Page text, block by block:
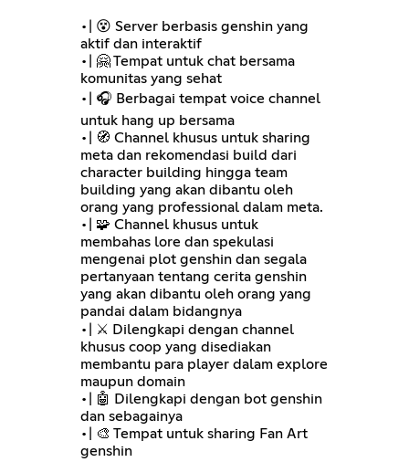
•| 😵 Server berbasis genshin yang
aktif dan interaktif
•| 🤗 Tempat untuk chat bersama
komunitas yang sehat
•| 🎧 Berbagai tempat voice channel
untuk hang up bersama
•| 🧭 Channel khusus untuk sharing
meta dan rekomendasi build dari
character building hingga team
building yang akan dibantu oleh
orang yang professional dalam meta.
•| 🧩 Channel khusus untuk
membahas lore dan spekulasi
mengenai plot genshin dan segala
pertanyaan tentang cerita genshin
yang akan dibantu oleh orang yang
pandai dalam bidangnya
•| ⚔ Dilengkapi dengan channel
khusus coop yang disediakan
membantu para player dalam explore
maupun domain
•| 🤖 Dilengkapi dengan bot genshin
dan sebagainya
•| 🎨 Tempat untuk sharing Fan Art
genshin